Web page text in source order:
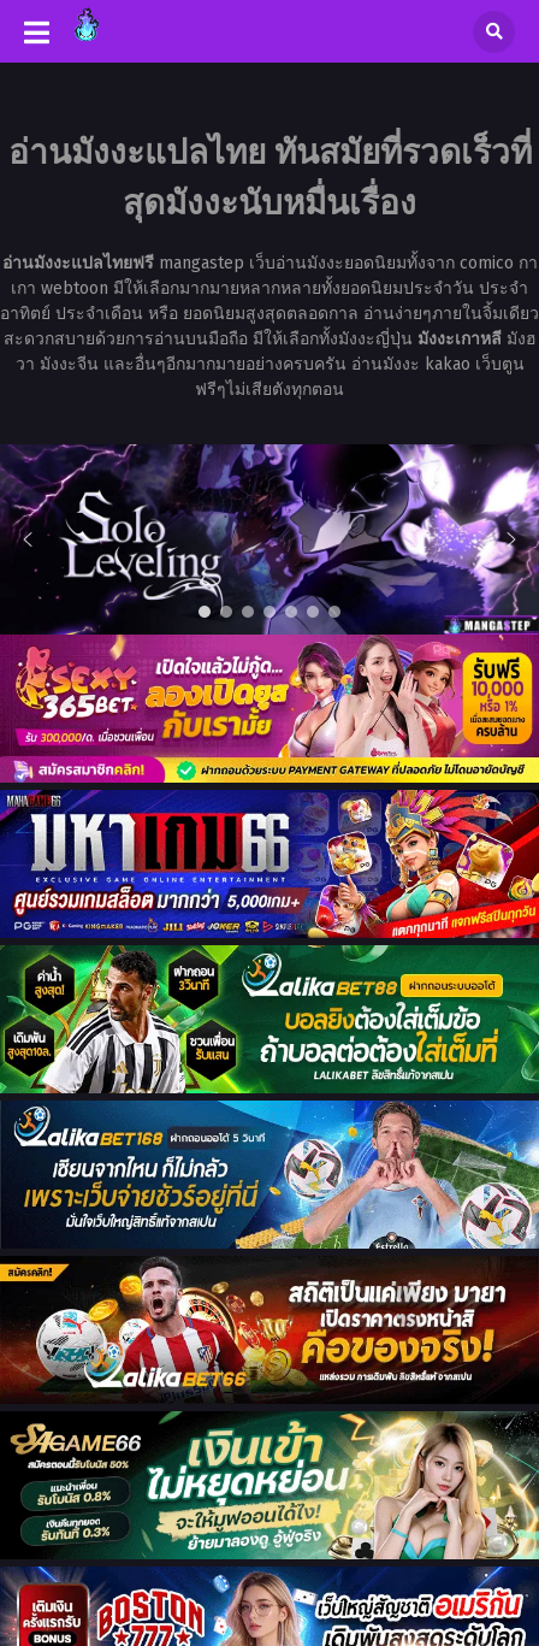
อ่านมังงะแปลไทย ทันสมัยที่รวดเร็วที่
สุดมังงะนับหมื่นเรื่อง
อ่านมังงะแปลไทยฟรีmangastep เว็บอ่านมังงะยอดนิยมทั้งจาก comico กา
เกา webtoon มีให้เลือกมากมายหลากหลายทั้งยอดนิยมประจำวัน ประจำ
อาทิตย์ ประจำเดือน หรือ ยอดนิยมสูงสุดตลอดกาล อ่านง่ายๆภายในจิ้มเดียว
สะดวกสบายด้วยการอ่านบนมือถือ มีให้เลือกทั้งมังงะญี่ปุ่น มังงะเกาหลีมังฮ
วา มังงะจีน และอื่นๆอีกมากมายอย่างครบครัน อ่านมังงะ kakao เว็บตูน
ฟรีๆไม่เสียตังทุกตอน